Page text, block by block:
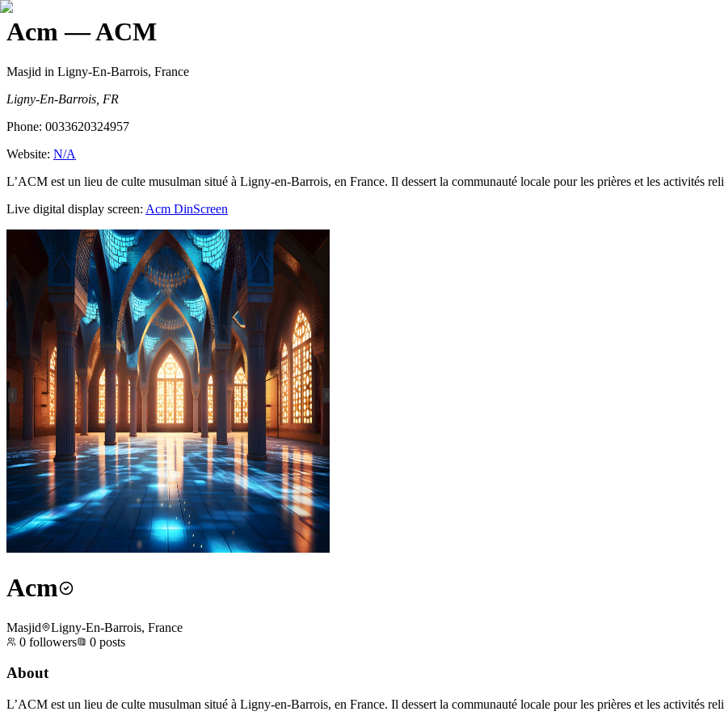
Acm— ACM
Masjid in Ligny-En-Barrois, France
Ligny-En-Barrois, FR
Phone: 0033620324957
Website: N/A
L’ACM est un lieu de culte musulman situé à Ligny-en-Barrois, en France. Il dessert la communauté locale pour les prières et les activités
Live digital display screen: Acm DinScreen
Acm
Masjid
Ligny-En-Barrois, France
0 followers 0 posts
About
L’ACM est un lieu de culte musulman situé à Ligny-en-Barrois, en France. Il dessert la communauté locale pour les prières et les activités